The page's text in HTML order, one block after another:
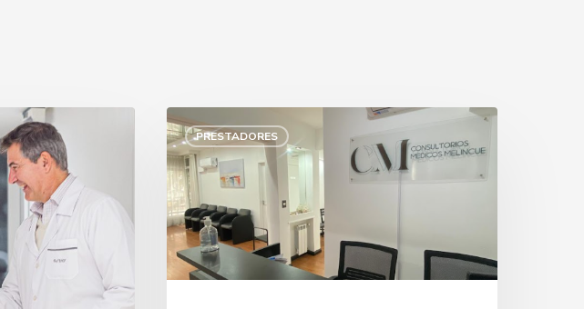
PRESTADORES
Centro
Médico
Melincué,
más
opciones
de
atención
para
nuestros